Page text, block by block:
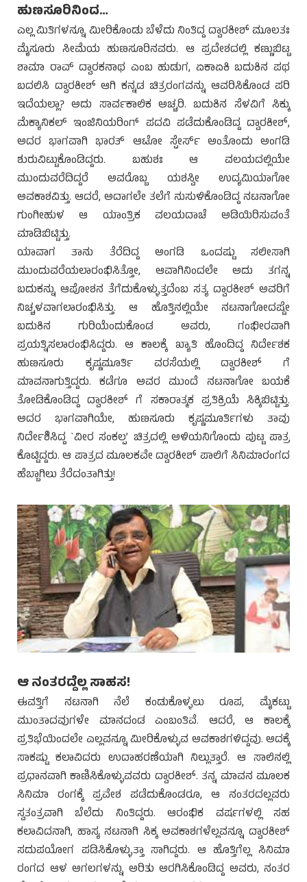
ಹುಣಸೂರಿನಿಂದ…
ಎಲ್ಲ ಮಿತಿಗಳನ್ನೂ ಮೀರಿಕೊಂಡು ಬೆಳೆದು ನಿಂತಿದ್ದ ದ್ವಾರಕೀಶ್ ಮೂಲತಃ
ಮೈಸೂರು ಸೀಮೆಯ ಹುಣಸೂರಿನವರು. ಆ ಪ್ರದೇಶದಲ್ಲಿ ಕಣ್ಣುಬಿಟ್ಟ
ಶಾಮಾ ರಾವ್ ದ್ವಾರಕನಾಥ ಎಂಬ ಹುಡುಗ, ಏಕಾಏಕಿ ಬದುಕಿನ ಪಥ
ಬದಲಿಸಿ ದ್ವಾರಕೀಶ್ ಆಗಿ ಕನ್ನಡ ಚಿತ್ರರಂಗವನ್ನು ಆವರಿಸಿಕೊಂಡ ಪರಿ
ಇದೆಯಲ್ಲಾ? ಅದು ಸಾರ್ವಕಾಲಿಕ ಅಚ್ಚರಿ. ಬದುಕಿನ ಸೆಳವಿಗೆ ಸಿಕ್ಕು
ಮೆಕ್ಯಾನಿಕಲ್ ಇಂಜಿನಿಯರಿಂಗ್ ಪದವಿ ಪಡೆದುಕೊಂಡಿದ್ದ ದ್ವಾರಕೀಶ್,
ಅದರ ಭಾಗವಾಗಿ ಭಾರತ್ ಆಟೋ ಸ್ಪೇರ್ಸ್ ಅಂತೊಂದು ಅಂಗಡಿ
ಶುರುವಿಟ್ಟುಕೊಂಡಿದ್ದರು. ಬಹುಶಃ ಆ ವಲಯದಲ್ಲಿಯೇ
ಮುಂದುವರೆದಿದ್ದರೆ ಅವರೊಬ್ಬ ಯಶಸ್ವೀ ಉದ್ಯಮಿಯಾಗೋ
ಅವಕಾಶವಿತ್ತು. ಆದರೆ, ಅದಾಗಲೇ ತಲೆಗೆ ನುಸುಳಿಕೊಂಡಿದ್ದ ನಟನಾಗೋ
ಗುಂಗೀಹುಳ ಆ ಯಾಂತ್ರಿಕ ವಲಯದಾಚೆ ಅಡಿಯಿರಿಸುವಂತೆ
ಮಾಡಿಬಿಟ್ಟಿತ್ತು.
ಯಾವಾಗ ತಾನು ತೆರೆದಿದ್ದ ಅಂಗಡಿ ಒಂದಷ್ಟು ಸಲೀಸಾಗಿ
ಮುಂದುವರೆಯಲಾರಂಭಿಸಿತ್ತೋ, ಆವಾಗಿನಿಂದಲೇ ಅದು ತಗನ್ನ
ಬದುಕನ್ನು ಆಪೋಶನ ತೆಗೆದುಕೊಳ್ಳುತ್ತದೆಂಬ ಸತ್ಯ ದ್ವಾರಕೀಶ್ ಅವರಿಗೆ
ನಿಚ್ಚಳವಾಗಲಾರಂಭಿಸಿತ್ತು. ಆ ಹೊತ್ತಿನಲ್ಲಿಯೇ ನಟನಾಗೋದಷ್ಟೇ
ಬದುಕಿನ ಗುರಿಯೆಂದುಕೊಂಡ ಅವರು, ಗಂಭೀರವಾಗಿ
ಪ್ರಯತ್ನಿಸಲಾರಂಭಿಸಿದ್ದರು. ಆ ಕಾಲಕ್ಕೆ ಖ್ಯಾತಿ ಹೊಂದಿದ್ದ ನಿರ್ದೇಶಕ
ಹುಣಸೂರು ಕೃಷ್ಣಮೂರ್ತಿ ವರಸೆಯಲ್ಲಿ ದ್ವಾರಕೀಶ್ ಗೆ
ಮಾವನಾಗುತ್ತಿದ್ದರು. ಕಡೆಗೂ ಅವರ ಮುಂದೆ ನಟನಾಗೋ ಬಯಕೆ
ತೋಡಿಕೊಂಡಿದ್ದ ದ್ವಾರಕೀಶ್ ಗೆ ಸಕಾರಾತ್ಮಕ ಪ್ರತಿಕ್ರಿಯೆ ಸಿಕ್ಕಿಬಿಟ್ಟಿತ್ತು.
ಅದರ ಭಾಗವಾಗಿಯೇ, ಹುಣಸೂರು ಕೃಷ್ಣಮೂರ್ತಿಗಳು ತಾವು
ನಿರ್ದೇಶಿಸಿದ್ದ `ವೀರ ಸಂಕಲ್ಪ’ ಚಿತ್ರದಲ್ಲಿ ಅಳಿಯನಿಗೊಂದು ಪುಟ್ಟ ಪಾತ್ರ
ಕೊಟ್ಟಿದ್ದರು. ಆ ಪಾತ್ರದ ಮೂಲಕವೇ ದ್ವಾರಕೀಶ್ ಪಾಲಿಗೆ ಸಿನಿಮಾರಂಗದ
ಹೆಬ್ಬಾಗಿಲು ತೆರೆದಂತಾಗಿತ್ತು!
ಆ ನಂತರದ್ದೆಲ್ಲ ಸಾಹಸ!
ಈವತ್ತಿಗೆ ನಟನಾಗಿ ನೆಲೆ ಕಂಡುಕೊಳ್ಳಲು ರೂಪ, ಮೈಕಟ್ಟು
ಮುಂತಾದವುಗಳೇ ಮಾನದಂಡ ಎಂಬಂತಿವೆ. ಆದರೆ, ಆ ಕಾಲಕ್ಕೆ
ಪ್ರತಿಭೆಯಿಂದಲೇ ಎಲ್ಲವನ್ನೂ ಮೀರಿಕೊಳ್ಳುವ ಅವಕಾಶಗಳಿದ್ದವು. ಅದಕ್ಕೆ
ಸಾಕಷ್ಟು ಕಲಾವಿದರು ಉದಾಹರಣೆಯಾಗಿ ನಿಲ್ಲುತ್ತಾರೆ. ಆ ಸಾಲಿನಲ್ಲಿ
ಪ್ರಧಾನವಾಗಿ ಕಾಣಿಸಿಕೊಳ್ಳುವವರು ದ್ವಾರಕೀಶ್. ತನ್ನ ಮಾವನ ಮೂಲಕ
ಸಿನಿಮಾ ರಂಗಕ್ಕೆ ಪ್ರವೇಶ ಪಡೆದುಕೊಂಡರೂ, ಆ ನಂತರದಲ್ಲವರು
ಸ್ವತಂತ್ರವಾಗಿ ಬೆಲೆದು ನಿಂತಿದ್ದರು. ಆರಂಭಿಕ ವರ್ಷಗಳಲ್ಲಿ ಸಹ
ಕಲಾವಿದನಾಗಿ, ಹಾಸ್ಯ ನಟನಾಗಿ ಸಿಕ್ಕ ಅವಕಾಶಗಳೆಲ್ಲವನ್ನೂ ದ್ವಾರಕೀಶ್
ಸದುಪಯೋಗ ಪಡಿಸಿಕೊಳ್ಳುತ್ತಾ ಸಾಗಿದ್ದರು. ಆ ಹೊತ್ತಿಗೆಲ್ಲ ಸಿನಿಮಾ
ರಂಗದ ಆಳ ಅಗಲಗಳನ್ನು ಅರಿತು ಅರಗಿಸಿಕೊಂಡಿದ್ದ ಅವರು, ನಂತರ